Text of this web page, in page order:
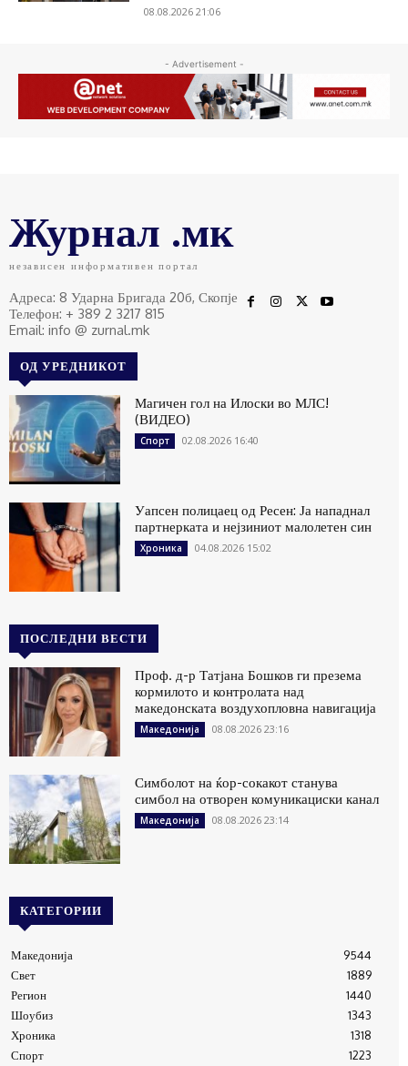
08.08.2026 21:06
- Advertisement -
Журнал .мк
независен информативен портал
Адреса: 8 Ударна Бригада 20б, Скопје
Телефон: + 389 2 3217 815
Email: info @ zurnal.mk
ОД УРЕДНИКОТ
Магичен гол на Илоски во МЛС!
(ВИДЕО)
Спорт 02.08.2026 16:40
Уапсен полицаец од Ресен: Ја нападнал
партнерката и нејзиниот малолетен син
Хроника 04.08.2026 15:02
ПОСЛЕДНИ ВЕСТИ
Проф. д-р Татјана Бошков ги презема
кормилото и контролата над
македонската воздухопловна навигација
Македонија 08.08.2026 23:16
Симболот на ќор-сокакот станува
симбол на отворен комуникациски канал
Македонија 08.08.2026 23:14
КАТЕГОРИИ
Македонија
9544
Свет
1889
Регион
1440
Шоубиз
1343
Хроника
1318
Спорт
1223